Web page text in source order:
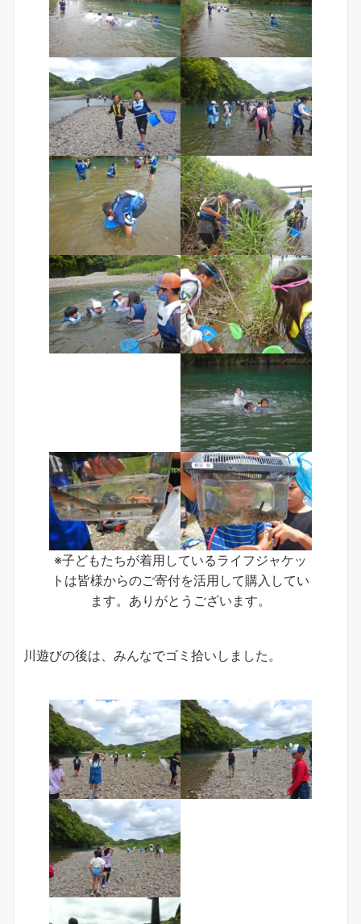
※子どもたちが着用しているライフジャケッ
トは皆様からのご寄付を活用して購入してい
ます。ありがとうございます。
川遊びの後は、みんなでゴミ拾いしました。